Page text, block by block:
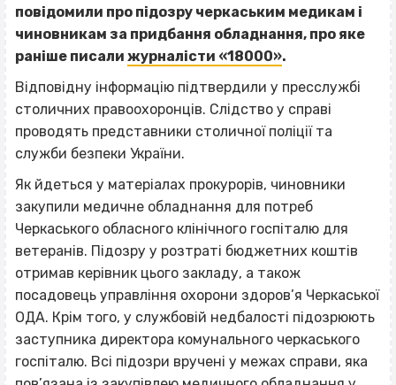
повідомили про підозру черкаським медикам і
чиновникам за придбання обладнання, про яке
раніше писали журналісти «18000».
Відповідну інформацію підтвердили у пресслужбі
столичних правоохоронців. Слідство у справі
проводять представники столичної поліції та
служби безпеки України.
Як йдеться у матеріалах прокурорів, чиновники
закупили медичне обладнання для потреб
Черкаського обласного клінічного госпіталю для
ветеранів. Підозру у розтраті бюджетних коштів
отримав керівник цього закладу, а також
посадовець управління охорони здоров’я Черкаської
ОДА. Крім того, у службовій недбалості підозрюють
заступника директора комунального черкаського
госпіталю. Всі підозри вручені у межах справи, яка